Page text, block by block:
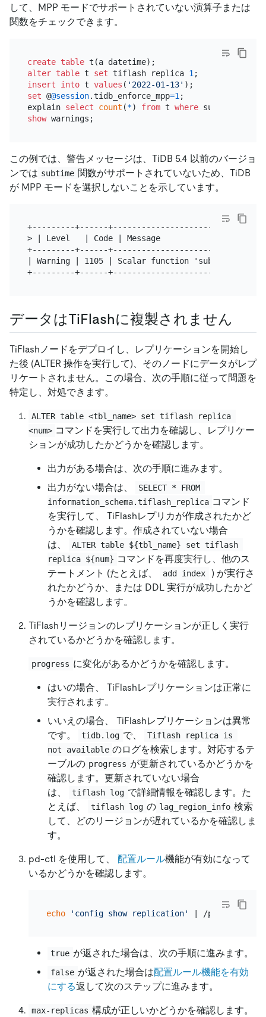
して、MPP モードでサポートされていない演算子または
関数をチェックできます。
create table
alter table t set tiflash replica 1
insert into t values ( '2022-01-13'
set @@session.tidb_enforce_mpp=1 ;
explain select count (*) from t where subtime(a,
show
この例では、警告メッセージは、TiDB 5.4 以前のバージョ
ンでは subtime 関数がサポートされていないため、TiDB
が MPP モードを選択しないことを示しています。
+---------+------
> | Level   | Code | Message
+---------+------
| Warning | 1105 | Scalar function
データはTiFlashに複製されません
TiFlashノードをデプロイし、レプリケーションを開始し
た後 (ALTER 操作を実行して)、そのノードにデータがレプ
リケートされません。この場合、次の手順に従って問題を
特定し、対処できます。
ALTER table <tbl_name> set tiflash replica
<num> コマンドを実行して出力を確認し、レプリケー
ションが成功したかどうかを確認します。
出力がある場合は、次の手順に進みます。
出力がない場合は、
SELECT * FROM
information_schema.tiflash_replica コマンド
を実行して、 TiFlashレプリカが作成されたかど
うかを確認します。作成されていない場合
は、
ALTER table ${tbl_name} set tiflash
replica ${num} コマンドを再度実行し、他のス
テートメント (たとえば、
add index
) が実行さ
れたかどうか、または DDL 実行が成功したかど
うかを確認します。
TiFlashリージョンのレプリケーションが正しく実行
されているかどうかを確認します。
progress に変化があるかどうかを確認します。
はいの場合、 TiFlashレプリケーションは正常に
実行されます。
いいえの場合、 TiFlashレプリケーションは異常
です。
tidb.log で、
Tiflash replica is
not available のログを検索します。対応するテ
ーブルの progress が更新されているかどうかを
確認します。更新されていない場合
は、
tiflash log で詳細情報を確認します。た
とえば、
tiflash log の lag_region_info 検索
して、どのリージョンが遅れているかを確認しま
す。
pd-ctl を使用して、 配置ルール機能が有効になって
いるかどうかを確認します。
echo 'config show replication'
true が返された場合は、次の手順に進みます。
false が返された場合は配置ルール機能を有効
にする返して次のステップに進みます。
max-replicas 構成が正しいかどうかを確認します。